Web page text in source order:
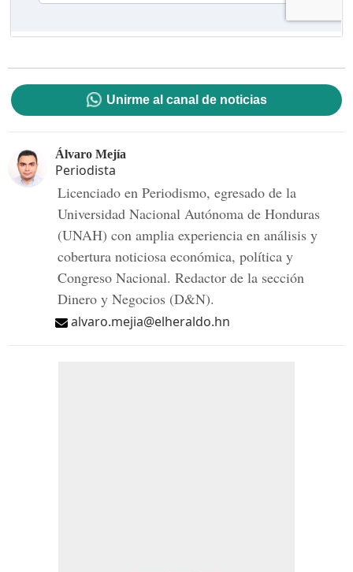
Unirme al canal de noticias
Álvaro Mejía
Periodista
Licenciado en Periodismo, egresado de la
Universidad Nacional Autónoma de Honduras
(UNAH) con amplia experiencia en análisis y
cobertura noticiosa económica, política y
Congreso Nacional. Redactor de la sección
Dinero y Negocios (D&N).
alvaro.mejia@elheraldo.hn